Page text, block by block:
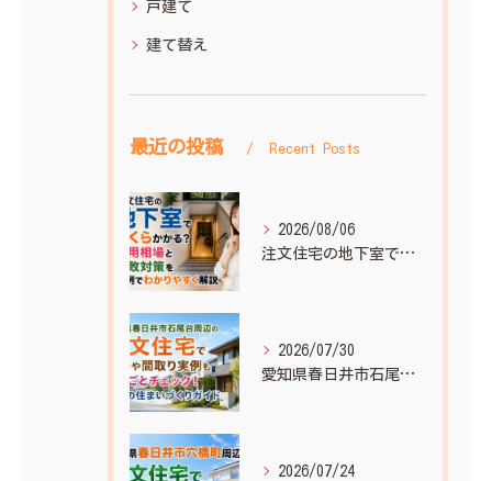
戸建て
建て替え
最近の投稿 Recent Posts
2026/08/06
注文住宅の地下室でいくらかかる？費用相場と失敗対策を実例でわかりやすく解説
2026/07/30
愛知県春日井市石尾台周辺の注文住宅で相場や間取り実例もまるごとチェック！理想の住まいづくりガイド
2026/07/24